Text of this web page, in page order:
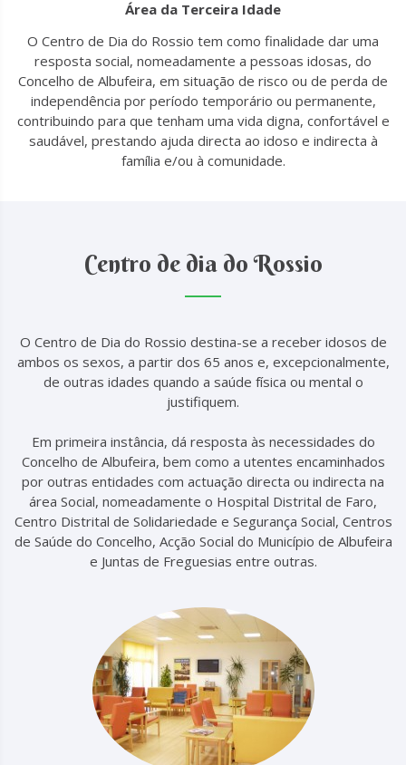
Área da Terceira Idade
O Centro de Dia do Rossio tem como finalidade dar uma
resposta social, nomeadamente a pessoas idosas, do
Concelho de Albufeira, em situação de risco ou de perda de
independência por período temporário ou permanente,
contribuindo para que tenham uma vida digna, confortável e
saudável, prestando ajuda directa ao idoso e indirecta à
família e/ou à comunidade.
Centro de dia do Rossio
O Centro de Dia do Rossio destina-se a receber idosos de
ambos os sexos, a partir dos 65 anos e, excepcionalmente,
de outras idades quando a saúde física ou mental o
justifiquem.
Em primeira instância, dá resposta às necessidades do
Concelho de Albufeira, bem como a utentes encaminhados
por outras entidades com actuação directa ou indirecta na
área Social, nomeadamente o Hospital Distrital de Faro,
Centro Distrital de Solidariedade e Segurança Social, Centros
de Saúde do Concelho, Acção Social do Município de Albufeira
e Juntas de Freguesias entre outras.